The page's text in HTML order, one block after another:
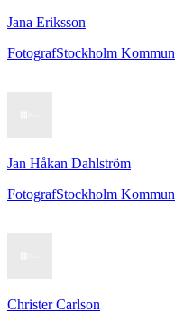
Jana Eriksson
FotografStockholm Kommun
Jan Håkan Dahlström
FotografStockholm Kommun
Christer Carlson